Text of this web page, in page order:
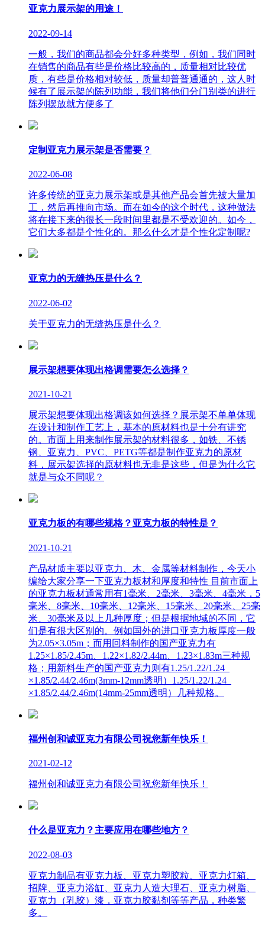
亚克力展示架的用途！
2022-09-14
一般，我们的商品都会分好多种类型，例如，我们同时
在销售的商品有些是价格比较高的，质量相对比较优
质，有些是价格相对较低，质量却普普通通的，这人时
候有了展示架的陈列功能，我们将他们分门别类的进行
陈列摆放就方便多了
定制亚克力展示架是否需要？
2022-06-08
许多传统的亚克力展示架或是其他产品会首先被大量加
工，然后再推向市场。而在如今的这个时代，这种做法
将在接下来的很长一段时间里都是不受欢迎的。如今，
它们大多都是个性化的。那么什么才是个性化定制呢?
亚克力的无缝热压是什么？
2022-06-02
关于亚克力的无缝热压是什么？
展示架想要体现出格调需要怎么选择？
2021-10-21
展示架想要体现出格调该如何选择？展示架不单单体现
在设计和制作工艺上，基本的原材料也是十分有讲究
的。市面上用来制作展示架的材料很多，如铁、不锈
钢、亚克力、PVC、PETG等都是制作亚克力的原材
料，展示架选择的原材料也无非是这些，但是为什么它
就是与众不同呢？
亚克力板的有哪些规格？亚克力板的特性是？
2021-10-21
产品材质主要以亚克力、木、金属等材料制作，今天小
编给大家分享一下亚克力板材和厚度和特性 目前市面上
的亚克力板材通常用有1毫米、2毫米、3毫米、4毫米，5
毫米、8毫米、10毫米、12毫米、15毫米、20毫米、25毫
米、30毫米及以上几种厚度；但是根据地域的不同，它
们是有很大区别的。例如国外的进口亚克力板厚度一般
为2.05×3.05m；而用回料制作的国产亚克力有
1.25×1.85/2.45m、1.22×1.82/2.44m、1.23×1.83m三种规
格；用新料生产的国产亚克力则有1.25/1.22/1.24
×1.85/2.44/2.46m(3mm-12mm透明）1.25/1.22/1.24
×1.85/2.44/2.46m(14mm-25mm透明）几种规格。
福州创和诚亚克力有限公司祝您新年快乐！
2021-02-12
福州创和诚亚克力有限公司祝您新年快乐！
什么是亚克力？主要应用在哪些地方？
2022-08-03
亚克力制品有亚克力板、亚克力塑胶粒、亚克力灯箱、
招牌、亚克力浴缸、亚克力人造大理石、亚克力树脂、
亚克力（乳胶）漆，亚克力胶黏剂等等产品，种类繁
多。